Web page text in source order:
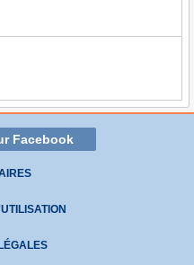
Facebook